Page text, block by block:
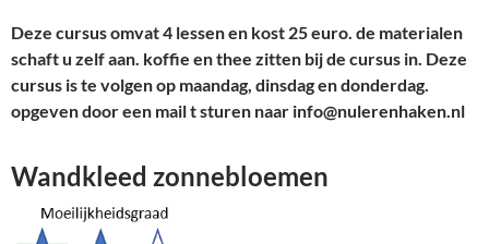
Deze cursus omvat 4 lessen en kost 25 euro. de materialen
schaft u zelf aan. koffie en thee zitten bij de cursus in. Deze
cursus is te volgen op maandag, dinsdag en donderdag.
opgeven door een mail t sturen naar info@nulerenhaken.nl
Wandkleed zonnebloemen